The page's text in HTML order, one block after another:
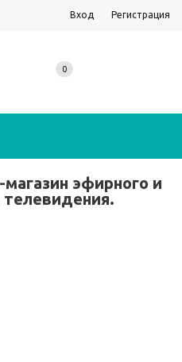
Вход Регистрация
0
эфирного и
телевидения.